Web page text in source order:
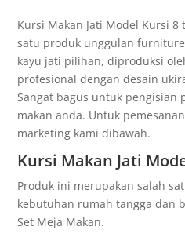
Kursi Makan Jati Model Kursi
satu produk unggulan
kayu jati pilihan, diproduksi
profesional dengan desain
Sangat bagus untuk pengisian
makan anda. Untuk
marketing kami dibawah.
Kursi Makan Jati
Produk ini merupakan salah
kebutuhan rumah tangga dan
Set Meja Makan.